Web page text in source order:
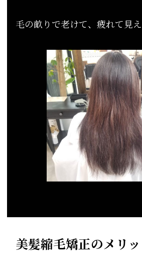
毛の畝りで老けて、疲れて見
美髪縮毛矯正のメリッ